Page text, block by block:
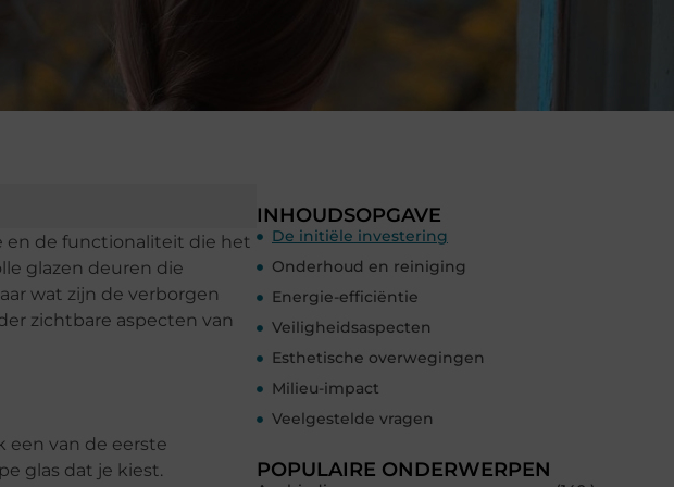
en de functionaliteit die het
glazen deuren die
wat zijn de verborgen
zichtbare aspecten van
een van de eerste
glas dat je kiest.
INHOUDSOPGAVE
De initiële investering
Onderhoud en reiniging
Energie-efficiëntie
Veiligheidsaspecten
Esthetische overwegingen
Milieu-impact
Veelgestelde vragen
POPULAIRE ONDERWERPEN